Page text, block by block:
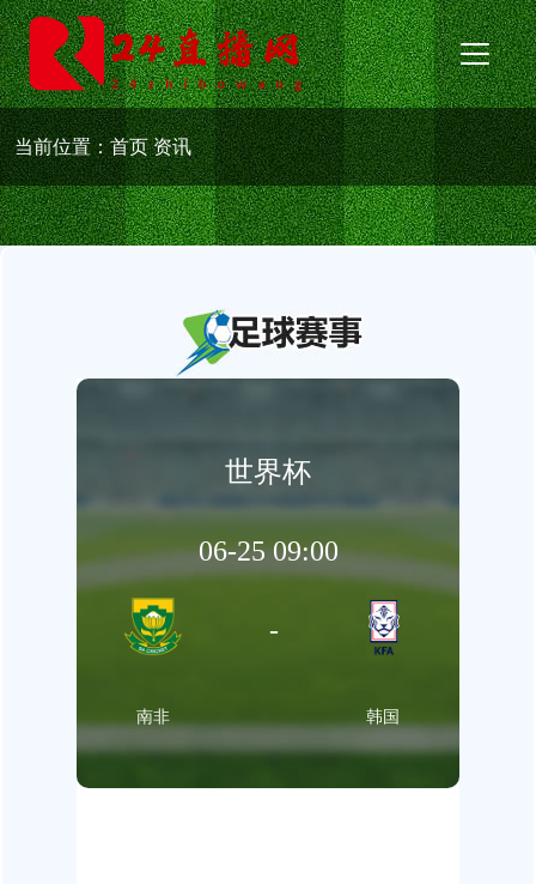
当前位置：首页资讯
世界杯
06-25 09:00
南非
-
韩国